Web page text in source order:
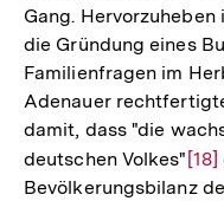
Gang.
die Gründung eines
Familienfragen im
Adenauer
damit, dass "die
deutschen Volkes" Zur
[18]
Bevölkerungsbilanz